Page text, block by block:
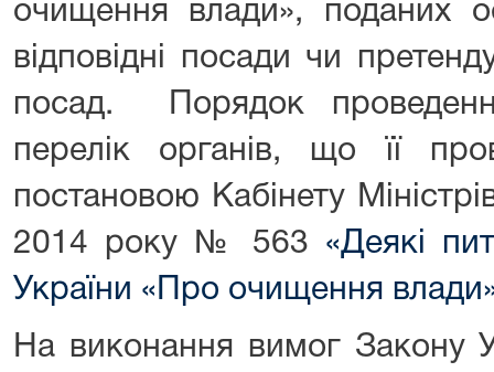
очищення влади», поданих
відповідні посади чи
посад. Порядок
перелік органів, що її
постановою Кабінету
2014 року № 563 «Деякі
України «Про очищення
На виконання вимог Закону